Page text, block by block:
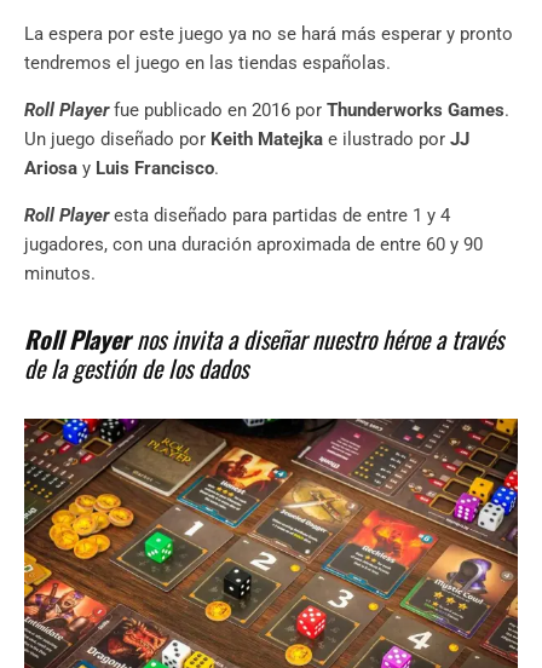
La espera por este juego ya no se hará más esperar y pronto
tendremos el juego en las tiendas españolas.
Roll Playerfue publicado en 2016 por Thunderworks Games.
Un juego diseñado por Keith Matejka e ilustrado por JJ
Ariosa y Luis Francisco.
Roll Playeresta diseñado para partidas de entre 1 y 4
jugadores, con una duración aproximada de entre 60 y 90
minutos.
Roll Playernos invita a diseñar nuestro héroe a través
de la gestión de los dados